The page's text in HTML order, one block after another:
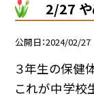
2/27 や
公開日 2024/02/27
３年生の保健
これが中学校